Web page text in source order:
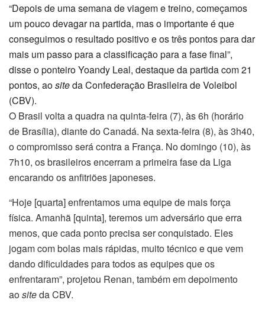
“Depois de uma semana de viagem e treino, começamos
um pouco devagar na partida, mas o importante é que
conseguimos o resultado positivo e os três pontos para dar
mais um passo para a classificação para a fase final”,
disse o ponteiro Yoandy Leal, destaque da partida com 21
pontos, aositeda Confederação Brasileira de Voleibol
(CBV).
O Brasil volta a quadra na quinta-feira (7), às 6h (horário
de Brasília), diante do Canadá. Na sexta-feira (8), às 3h40,
o compromisso será contra a França. No domingo (10), às
7h10, os brasileiros encerram a primeira fase da Liga
encarando os anfitriões japoneses.
“Hoje [quarta] enfrentamos uma equipe de mais força
física. Amanhã [quinta], teremos um adversário que erra
menos, que cada ponto precisa ser conquistado. Eles
jogam com bolas mais rápidas, muito técnico e que vem
dando dificuldades para todos as equipes que os
enfrentaram”, projetou Renan, também em depoimento
aositeda CBV.